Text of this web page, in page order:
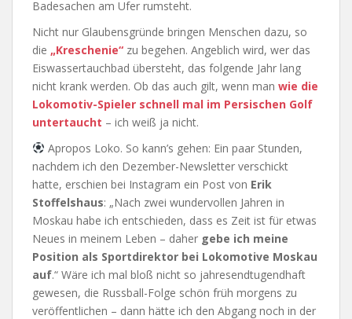
Badesachen am Ufer rumsteht.
Nicht nur Glaubensgründe bringen Menschen dazu, so
die „Kreschenie“ zu begehen. Angeblich wird, wer das
Eiswassertauchbad übersteht, das folgende Jahr lang
nicht krank werden. Ob das auch gilt, wenn man wie die
Lokomotiv-Spieler schnell mal im Persischen Golf
untertaucht – ich weiß ja nicht.
Apropos Loko. So kann’s gehen: Ein paar Stunden,
nachdem ich den Dezember-Newsletter verschickt
hatte, erschien bei Instagram ein Post von Erik
Stoffelshaus: „Nach zwei wundervollen Jahren in
Moskau habe ich entschieden, dass es Zeit ist für etwas
Neues in meinem Leben – daher gebe ich meine
Position als Sportdirektor bei Lokomotive Moskau
auf.“ Wäre ich mal bloß nicht so jahresendtugendhaft
gewesen, die Russball-Folge schön früh morgens zu
veröffentlichen – dann hätte ich den Abgang noch in der